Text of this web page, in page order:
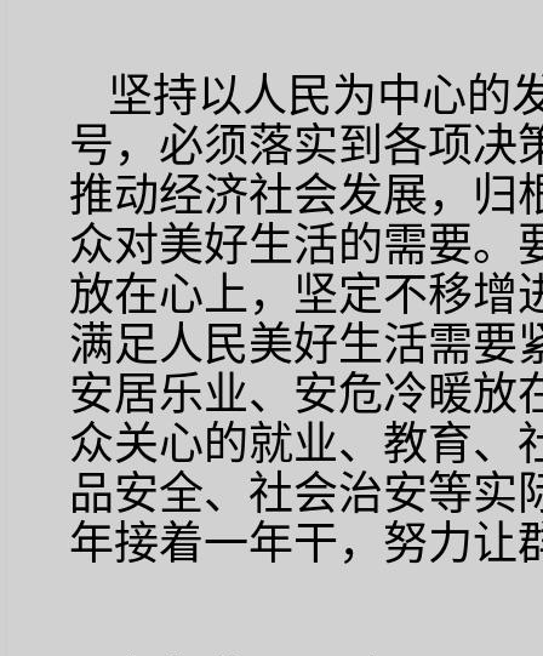
坚持以人民为中心的
号，必须落实到各项决
推动经济社会发展，归
众对美好生活的需要。
放在心上，坚定不移增
满足人民美好生活需要
安居乐业、安危冷暖放
众关心的就业、教育、
品安全、社会治安等实
年接着一年干，努力让